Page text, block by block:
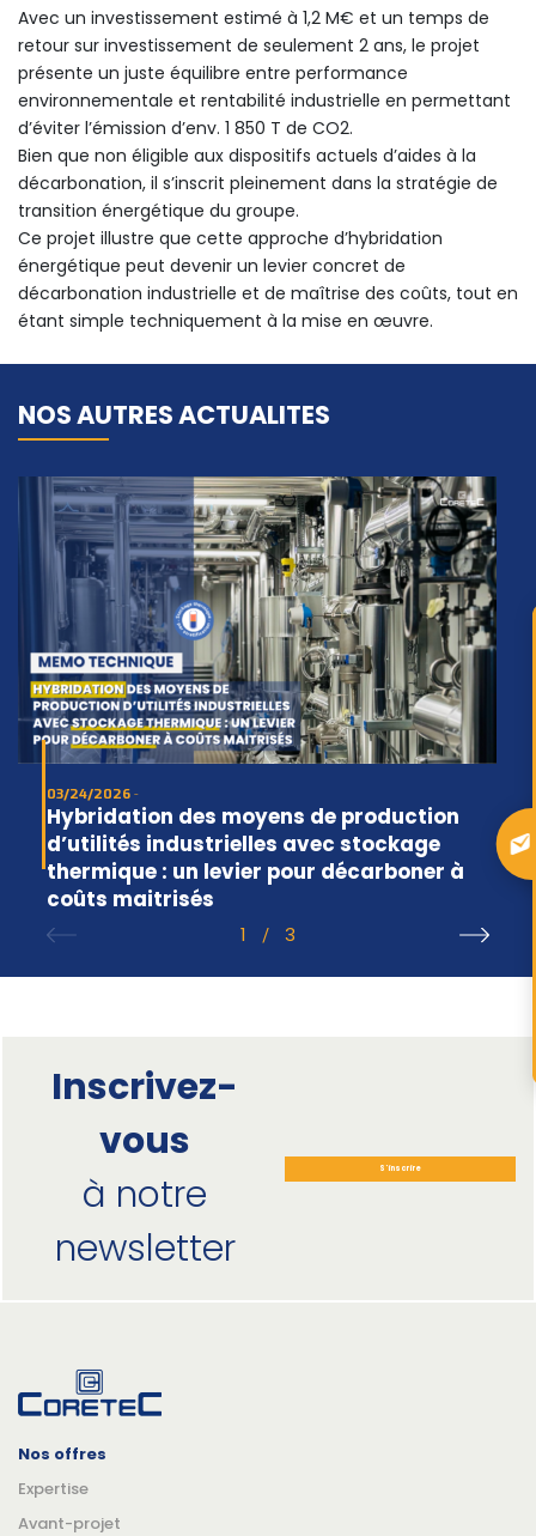
Avec un investissement estimé à 1,2 M€ et un temps de
retour sur investissement de seulement 2 ans, le projet
présente un juste équilibre entre performance
environnementale et rentabilité industrielle en permettant
d’éviter l’émission d’env. 1 850 T de CO2.
Bien que non éligible aux dispositifs actuels d’aides à la
décarbonation, il s’inscrit pleinement dans la stratégie de
transition énergétique du groupe.
Ce projet illustre que cette approche d’hybridation
énergétique peut devenir un levier concret de
décarbonation industrielle et de maîtrise des coûts, tout en
étant simple techniquement à la mise en œuvre.
NOS AUTRES ACTUALITES
03/24/2026
Hybridation des moyens de production
d’utilités industrielles avec stockage
thermique : un levier pour décarboner à
coûts maitrisés
1 / 3
Inscrivez-
vous
à notre
newsletter
S'inscrire
Nos offres
Expertise
Avant-projet